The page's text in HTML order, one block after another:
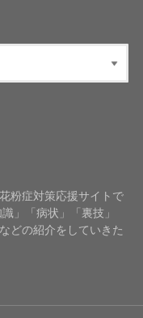
粉症対策応援サイトで
」「病状」「裏技」
どの紹介をしていきた